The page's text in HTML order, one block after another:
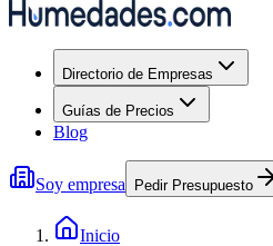
Directorio de Empresas
Guías de Precios
Blog
Soy empresa Pedir Presupuesto
Inicio